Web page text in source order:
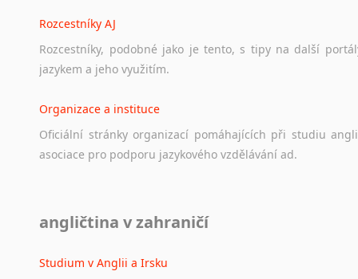
Rozcestníky AJ
Rozcestníky, podobné jako je tento, s tipy na další
jazykem a jeho využitím.
Organizace a instituce
Oficiální stránky organizací pomáhajících při studiu
asociace pro podporu jazykového vzdělávání ad.
Ať už se jedná o česká diskusní
angličtina v zahraničí
Studium v Anglii a Irsku